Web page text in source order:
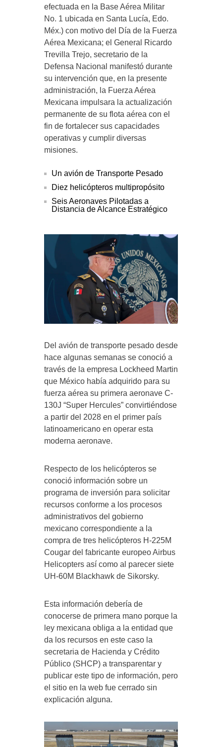
efectuada en la Base Aérea Militar
No. 1 ubicada en Santa Lucía, Edo.
Méx.) con motivo del Día de la Fuerza
Aérea Mexicana; el General Ricardo
Trevilla Trejo, secretario de la
Defensa Nacional manifestó durante
su intervención que, en la presente
administración, la Fuerza Aérea
Mexicana impulsara la actualización
permanente de su flota aérea con el
fin de fortalecer sus capacidades
operativas y cumplir diversas
misiones.
Un avión de Transporte Pesado
Diez helicópteros multipropósito
Seis Aeronaves Pilotadas a
Distancia de Alcance Estratégico
Del avión de transporte pesado desde
hace algunas semanas se conoció a
través de la empresa Lockheed Martin
que México había adquirido para su
fuerza aérea su primera aeronave C-
130J “Super Hercules” convirtiéndose
a partir del 2028 en el primer país
latinoamericano en operar esta
moderna aeronave.
Respecto de los helicópteros se
conoció información sobre un
programa de inversión para solicitar
recursos conforme a los procesos
administrativos del gobierno
mexicano correspondiente a la
compra de tres helicópteros H-225M
Cougar del fabricante europeo Airbus
Helicopters así como al parecer siete
UH-60M Blackhawk de Sikorsky.
Esta información debería de
conocerse de primera mano porque la
ley mexicana obliga a la entidad que
da los recursos en este caso la
secretaria de Hacienda y Crédito
Público (SHCP) a transparentar y
publicar este tipo de información, pero
el sitio en la web fue cerrado sin
explicación alguna.